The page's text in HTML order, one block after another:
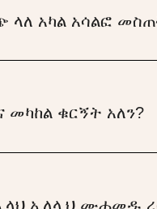
ላለ አካል አሳልፎ
መካከል ቁርኝት አለን?
ኢለሏህ ሙሐመዱ